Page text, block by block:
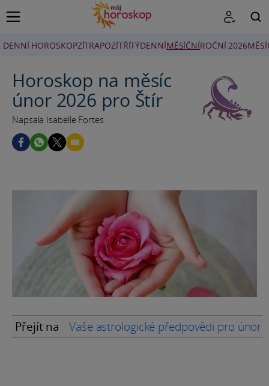
DENNÍ HOROSKOPZÍTRAPOZÍTŘÍTÝDENNÍMĚSÍČNÍROČNÍ 2026
Horoskop na měsíc
únor 2026 pro Štír
Napsala Isabelle Fortes
Přejít na Vaše astrologické předpovědi pro únor